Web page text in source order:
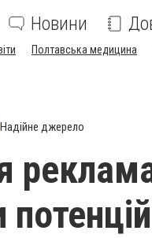
Новини
Полтавська медицина
Надійне джерело